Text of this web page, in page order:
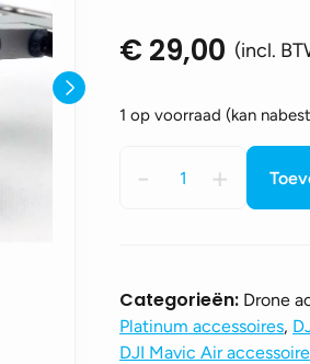
€ 29,00 (incl.
1 op voorraad (kan
-
Mjolnir
bracket
aantal
+
Categorieën: Drone
Platinum accessoires,
DJI Mavic Air